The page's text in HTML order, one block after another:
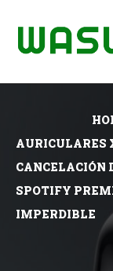
AURICULARES
CANCELACIÓN
SPOTIFY
IMPERDIBLE